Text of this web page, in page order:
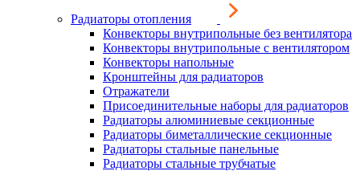
Радиаторы отопления
Конвекторы внутрипольные без вентилятора
Конвекторы внутрипольные с вентилятором
Конвекторы напольные
Кронштейны для радиаторов
Отражатели
Присоединительные наборы для радиаторов
Радиаторы алюминиевые секционные
Радиаторы биметаллические секционные
Радиаторы стальные панельные
Радиаторы стальные трубчатые